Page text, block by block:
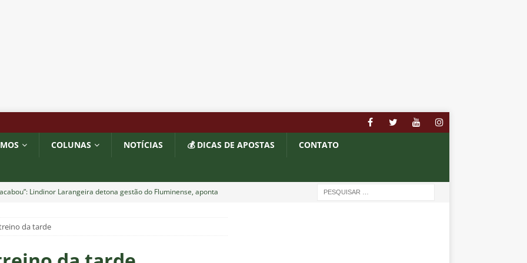
COLUNAS NOTÍCIAS 💰 DICAS DE APOSTAS CONTATO
Lindinor Larangeira detona gestão do Fluminense, aponta
do Fluminense se incomodam com escolhas de Zubeldía
da tarde